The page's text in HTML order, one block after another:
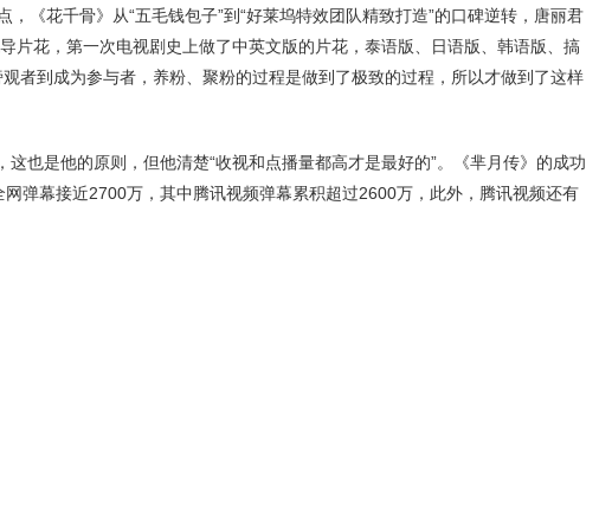
花千骨》从“五毛钱包子”到“好莱坞特效团队精致打造”的口碑逆转，唐丽君
片花，第一次电视剧史上做了中英文版的片花，泰语版、日语版、韩语版、搞
者到成为参与者，养粉、聚粉的过程是做到了极致的过程，所以才做到了这样
是他的原则，但他清楚“收视和点播量都高才是最好的”。《芈月传》的成功
弹幕接近2700万，其中腾讯视频弹幕累积超过2600万，此外，腾讯视频还有